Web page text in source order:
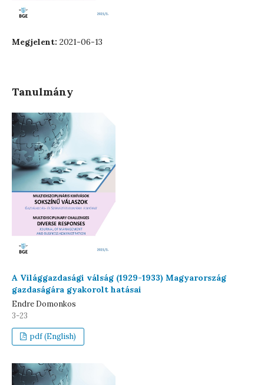
Megjelent: 2021-06-13
Tanulmány
A Világgazdasági válság (1929-1933) Magyarország
gazdaságára gyakorolt hatásai
Endre Domonkos
3-23
pdf (English)